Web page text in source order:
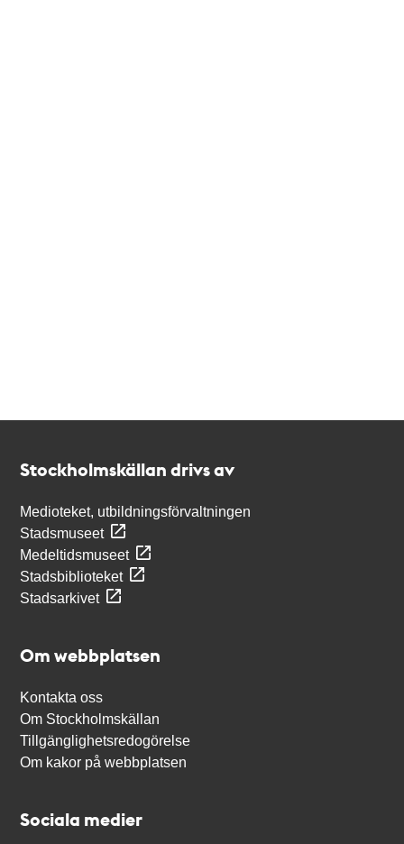
Stockholmskällan drivs av
Medioteket, utbildningsförvaltningen
Stadsmuseet
Medeltidsmuseet
Stadsbiblioteket
Stadsarkivet
Om webbplatsen
Kontakta oss
Om Stockholmskällan
Tillgänglighetsredogörelse
Om kakor på webbplatsen
Sociala medier